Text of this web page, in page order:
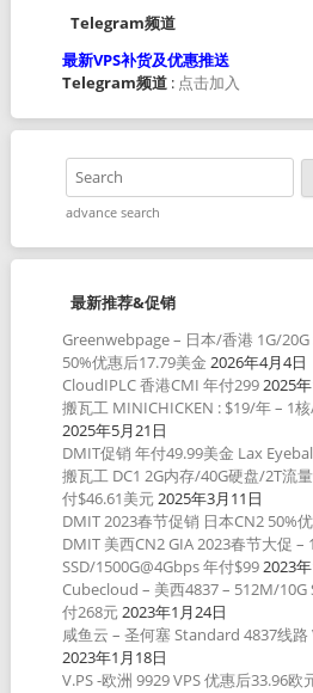
Telegram频道
最新VPS补货及优惠推送
Telegram频道: 点击加入
advance search
最新推荐&促销
Greenwebpage – 日本/香港 1G/20G
50%优惠后17.79美金 2026年4月4日
CloudIPLC 香港CMI 年付2992025
搬瓦工 MINICHICKEN : $19/年 – 1
2025年5月21日
DMIT促销 年付49.99美金 Lax
搬瓦工 DC1 2G内存/40G硬盘/2T流
付$46.61美元2025年3月11日
DMIT 2023春节促销 日本CN2 50%
DMIT 美西CN2 GIA 2023春节大促 –
SSD/1500G@4Gbps 年付$992023
Cubecloud – 美西4837 – 512M/10G
付268元2023年1月24日
咸鱼云 – 圣何塞 Standard 4837线路
2023年1月18日
V.PS -欧洲 9929 VPS 优惠后33.96欧